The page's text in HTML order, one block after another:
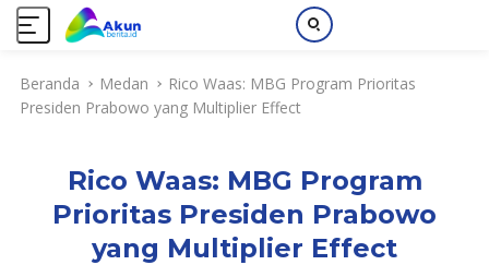
Beranda Medan
Rico Waas: MBG Program Prioritas
Presiden Prabowo yang Multiplier Effect
Rico Waas: MBG Program
Prioritas Presiden Prabowo
yang Multiplier Effect